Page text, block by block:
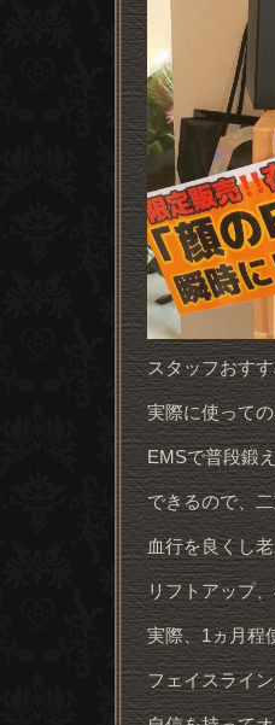
スタッフおす
実際に使って
EMSで普段鍛
できるので、
血行を良くし
リフトアップ
実際、1ヵ月程
フェイスライ